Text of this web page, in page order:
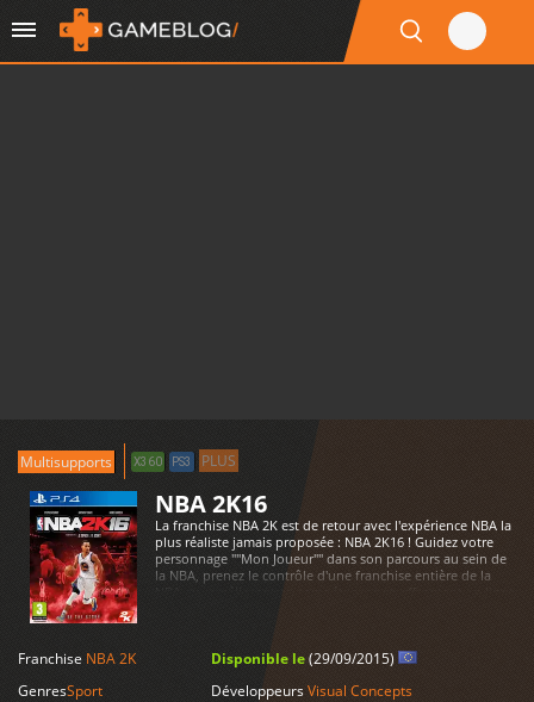
Multisupports X360 PS3 PLUS
NBA 2K16
La franchise NBA 2K est de retour avec l'expérience NBA la
plus réaliste jamais proposée : NBA 2K16 ! Guidez votre
personnage ""Mon Joueur"" dans son parcours au sein de
la NBA, prenez le contrôle d'une franchise entière de la
NBA, ou améliorez vos compétences en affrontant en ligne
des joueurs du monde entier. Le tout avec des animations
offrant des mouvements plus fluides et réalistes, pour
Franchise NBA 2K
GenresSport
Disponible le(29/09/2015)
DéveloppeursVisual Concepts